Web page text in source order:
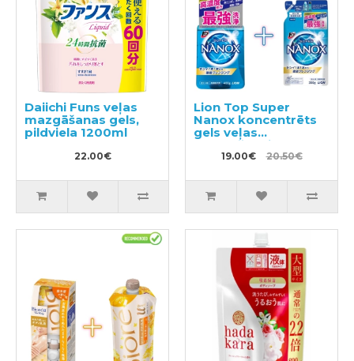
Daiichi Funs veļas
mazgāšanas gels,
pildviela 1200ml
22.00€
Lion Top Super
Nanox koncentrēts
gels veļas
mazgāšanai 400g +
pildviela 350g
19.00€ 20.50€